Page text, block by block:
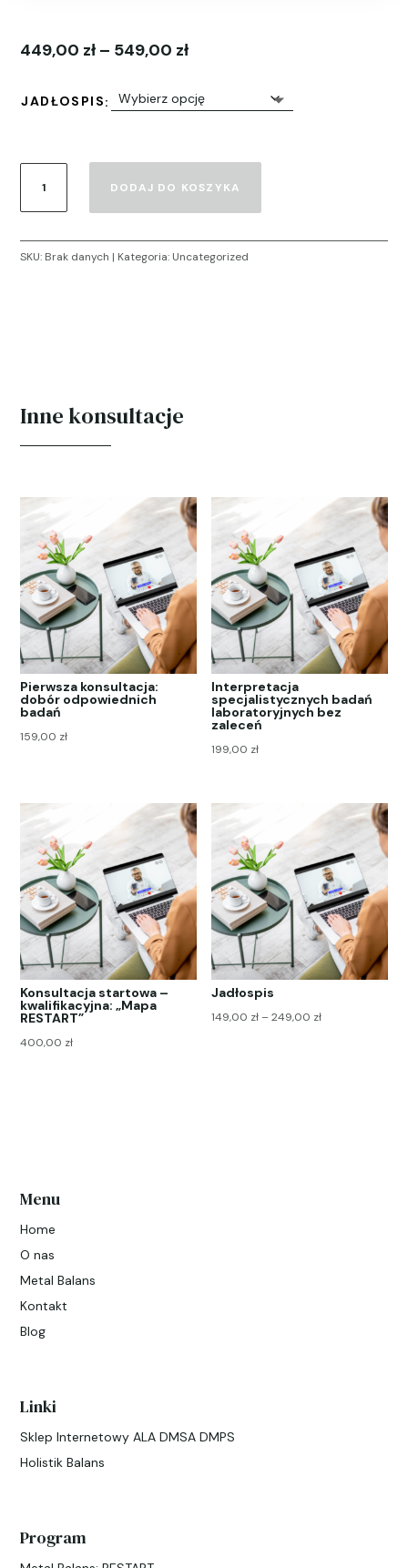
449,00 zł– 549,00 złZakres
449,00 zł
do
JADŁOSPIS
Konsultacja
dietetyczna
interpretacja
DODAJ DO KOSZYKA
SKU: Brak danych Kategoria: Uncategorized
Inne konsultacje
Pierwsza konsultacja:
dobór odpowiednich
badań
159,00 zł
Interpretacja
specjalistycznych badań
laboratoryjnych bez
zaleceń
199,00 zł
Konsultacja startowa –
kwalifikacyjna: „Mapa
RESTART”
400,00 zł
Jadłospis
149,00 zł – 249,00 złZakres
Menu
Home
O nas
Metal Balans
Kontakt
Blog
Linki
Sklep Internetowy ALA DMSA DMPS
Holistik Balans
Program